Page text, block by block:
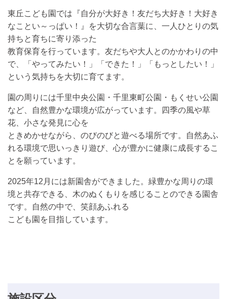
東丘こども園では『自分が大好き！友だち大好き！大好き
なことい～っぱい！』を大切な合言葉に、一人ひとりの気
持ちと育ちに寄り添った
教育保育を行っています。友だちや大人とのかかわりの中
で、「やってみたい！」「できた！」「もっとしたい！」
という気持ちを大切に育てます。
園の周りには千里中央公園・千里東町公園・もくせい公園
など、自然豊かな環境が広がっています。四季の風や草
花、小さな発見に心を
ときめかせながら、のびのびと遊べる場所です。自然あふ
れる環境で思いっきり遊び、心が豊かに健康に成長するこ
とを願っています。
2025年12月には新園舎ができました。緑豊かな周りの環
境と共存できる、木のぬくもりを感じることのできる園舎
です。自然の中で、笑顔あふれる
こども園を目指しています。